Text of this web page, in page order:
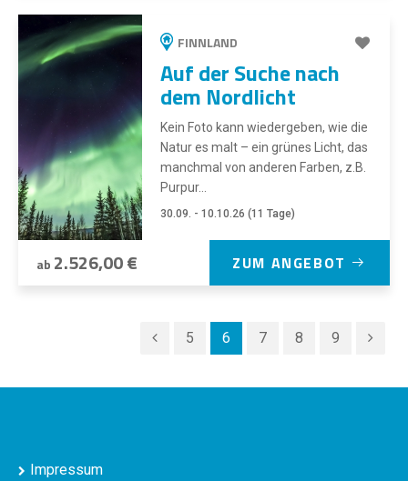
FINNLAND
Auf der Suche nach
dem Nordlicht
Kein Foto kann wiedergeben, wie die
Natur es malt – ein grünes Licht, das
manchmal von anderen Farben, z.B.
Purpur...
30.09. - 10.10.26 (11 Tage)
ab 2.526,00 € ZUM ANGEBOT
5 6 7 8 9
Impressum